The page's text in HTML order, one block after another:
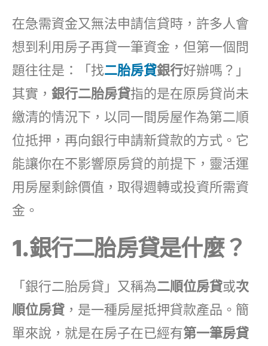
在急需資金又無法申請信貸時，許多人會
想到利用房子再貸一筆資金，但第一個問
題往往是：「找二胎房貸銀行好辦嗎？」
其實， 銀行二胎房貸指的是在原房貸尚未
繳清的情況下，以同一間房屋作為第二順
位抵押，再向銀行申請新貸款的方式。它
能讓你在不影響原房貸的前提下，靈活運
用房屋剩餘價值，取得週轉或投資所需資
金。
1.銀行二胎房貸是什麼？
「銀行二胎房貸」又稱為二順位房貸或次
順位房貸 ，是一種房屋抵押貸款產品。簡
單來說，就是在房子在已經有第一筆房貸